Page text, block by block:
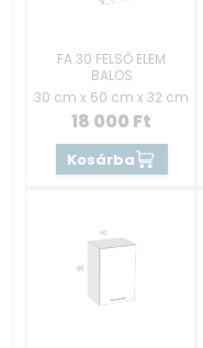
FA 30 FELSŐ ELEM
BALOS
30 cm x 60 cm x 32 cm
18 000 Ft
Kosárba